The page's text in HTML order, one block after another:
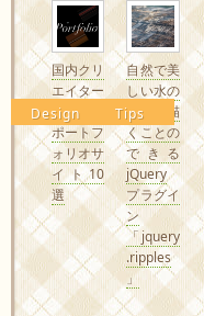
Design
国内クリ
エイター
の素敵な
ポートフ
ォリオサ
イト10
選
Tips
自然で美
しい水の
波紋を描
くことの
できる
jQuery
プラグイ
ン
「jquery
.ripples
」